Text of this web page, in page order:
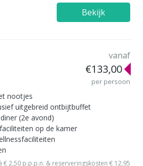
Bekijk
vanaf
€133,00
per persoon
nootjes
uitgebreid ontbijtbuffet
(2e avond)
op de kamer
€ 2,50 p.p.p.n. & reserveringskosten € 12,95